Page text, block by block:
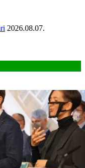
2026.08.07.